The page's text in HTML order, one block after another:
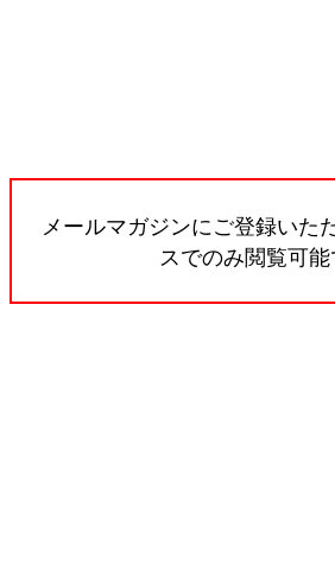
メールマガジンにご登録いた
スでのみ閲覧可